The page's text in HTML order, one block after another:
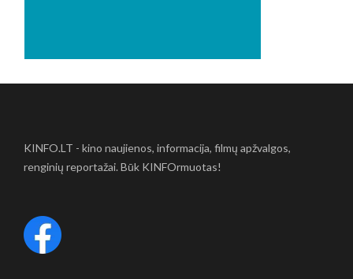
KINFO.LT - kino naujienos, informacija, filmų apžvalgos,
renginių reportažai. Būk KINFOrmuotas!